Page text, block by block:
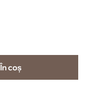
În coș